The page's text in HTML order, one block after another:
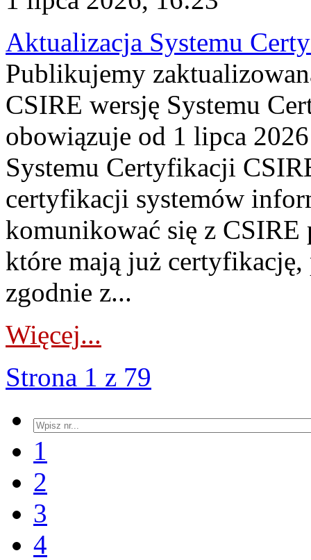
Aktualizacja Systemu
Publikujemy
CSIRE wersję Systemu
obowiązuje od 1 lipca
Systemu Certyfikacji
certyfikacji systemów
komunikować się z
które mają już
zgodnie z...
Więcej...
Strona 1 z 79
1
2
3
4